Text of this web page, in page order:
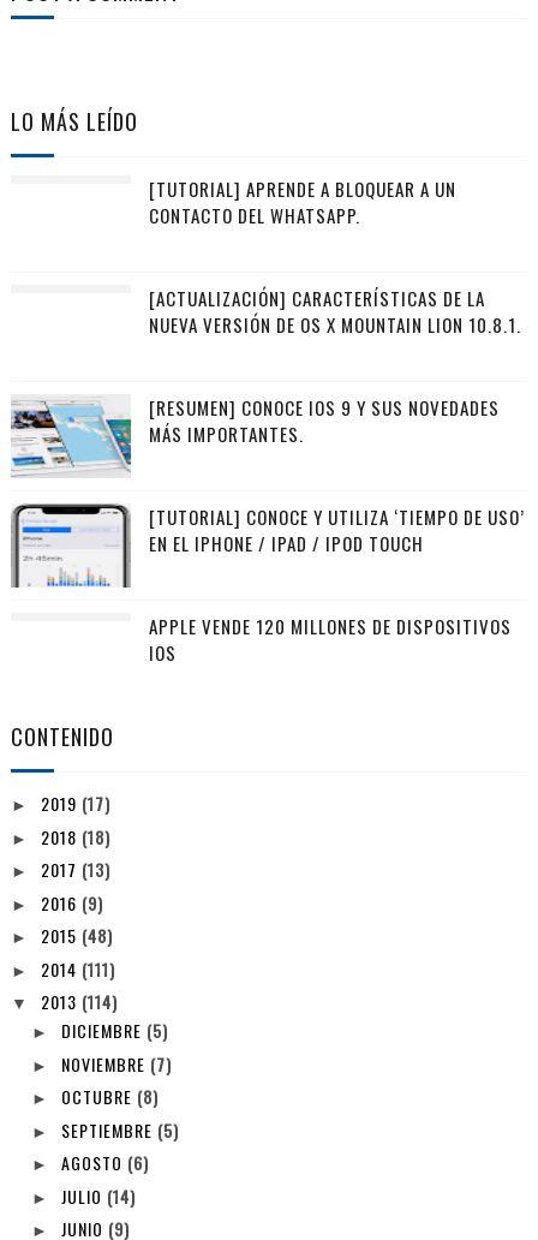
LO MÁS LEÍDO
[TUTORIAL] APRENDE A BLOQUEAR A UN
CONTACTO DEL WHATSAPP.
[ACTUALIZACIÓN] CARACTERÍSTICAS DE LA
NUEVA VERSIÓN DE OS X MOUNTAIN LION 10.8.1.
[RESUMEN] CONOCE IOS 9 Y SUS NOVEDADES
MÁS IMPORTANTES.
[TUTORIAL] CONOCE Y UTILIZA ‘TIEMPO DE USO’
EN EL IPHONE / IPAD / IPOD TOUCH
APPLE VENDE 120 MILLONES DE DISPOSITIVOS
IOS
CONTENIDO
► 2019 (17)
► 2018 (18)
► 2017 (13)
► 2016 (9)
► 2015 (48)
► 2014 (111)
▼ 2013 (114)
► DICIEMBRE (5)
► NOVIEMBRE (7)
► OCTUBRE (8)
► SEPTIEMBRE (5)
► AGOSTO (6)
► JULIO (14)
► JUNIO (9)